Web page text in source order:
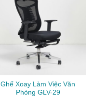
Ghế Xoay Làm Việc Văn
Phòng GLV-29